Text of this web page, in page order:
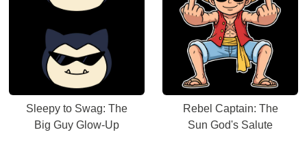
Sleepy to Swag: The
Big Guy Glow-Up
Rebel Captain: The
Sun God's Salute